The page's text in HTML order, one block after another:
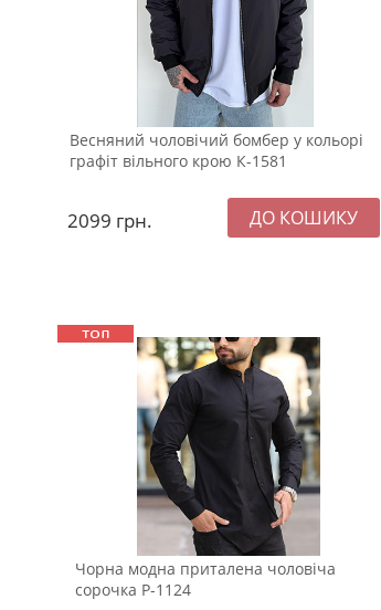
Весняний чоловічий бомбер у кольорі
графіт вільного крою К-1581
2099 грн.
Чорна модна приталена чоловіча
сорочка Р-1124